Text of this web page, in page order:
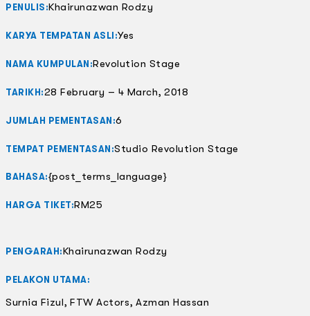
PENULIS:Khairunazwan Rodzy
KARYA TEMPATAN ASLI:Yes
NAMA KUMPULAN:Revolution Stage
TARIKH:28 February – 4 March, 2018
JUMLAH PEMENTASAN:6
TEMPAT PEMENTASAN:Studio Revolution Stage
BAHASA:{post_terms_language}
HARGA TIKET:RM25
PENGARAH:Khairunazwan Rodzy
PELAKON UTAMA:
Surnia Fizul, FTW Actors, Azman Hassan